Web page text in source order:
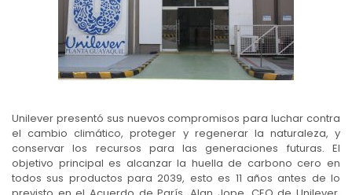
Unilever presentó sus nuevos compromisos para luchar contra
el cambio climático, proteger y regenerar la naturaleza, y
conservar los recursos para las generaciones futuras. El
objetivo principal es alcanzar la huella de carbono cero en
todos sus productos para 2039, esto es 11 años antes de lo